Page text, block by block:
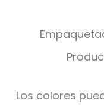
Los colores